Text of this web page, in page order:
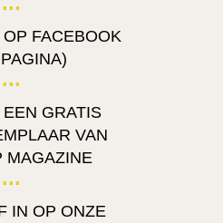
FACEBOOK
GRATIS
VAN
MAGAZINE
IN OP ONZE